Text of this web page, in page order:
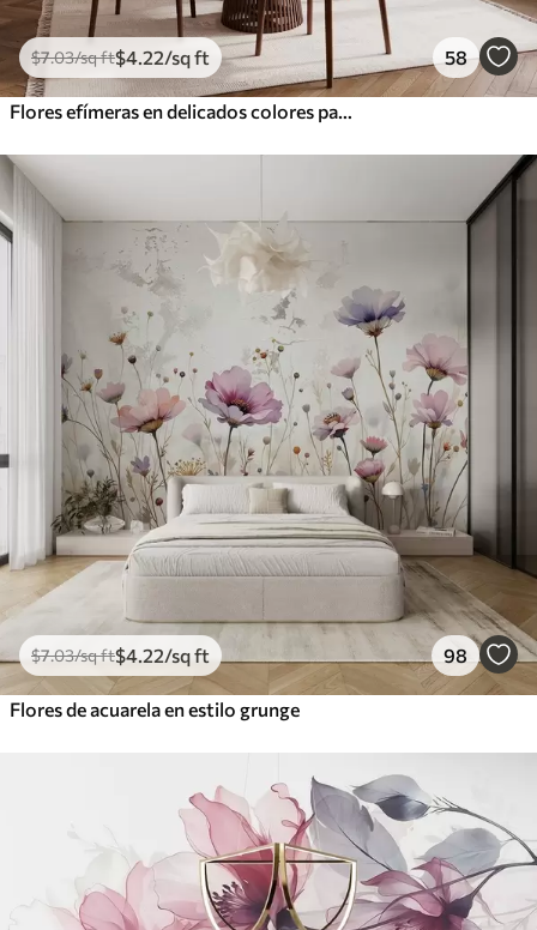
$7.03/sq ft$4 .22/sq ft 58
$7.03/sq ft$4 .22/sq ft 98
Flores de acuarela en estilo grunge